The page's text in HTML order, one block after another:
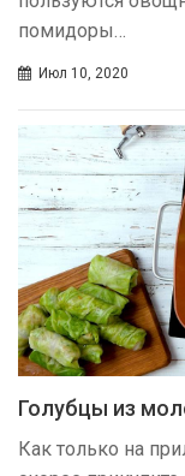
помидоры…
Июл 10, 2020
Голубцы из
Как только на